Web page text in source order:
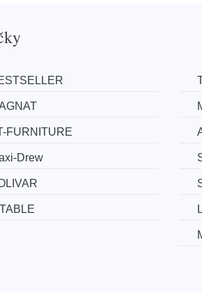
FURNITURE
Drew